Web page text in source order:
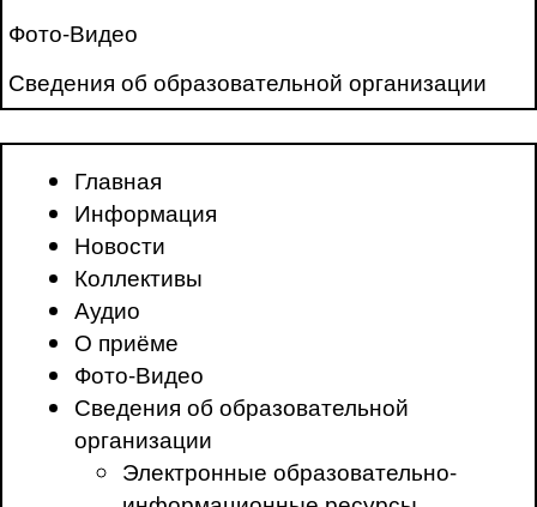
Фото-Видео
Сведения об образовательной организации
Главная
Информация
Новости
Коллективы
Аудио
О приёме
Фото-Видео
Сведения об образовательной
организации
Электронные образовательно-